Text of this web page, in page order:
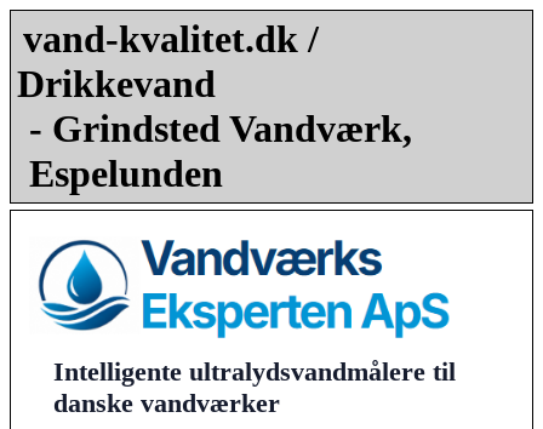
vand-kvalitet.dk /
Drikkevand
- Grindsted Vandværk,
Espelunden
Intelligente ultralydsvandmålere til
danske vandværker